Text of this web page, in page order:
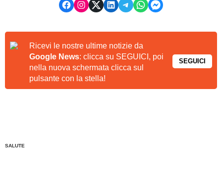
Ricevi le nostre ultime notizie da
Google News: clicca su SEGUICI, poi
nella nuova schermata clicca sul
pulsante con la stella!
SEGUICI
SALUTE